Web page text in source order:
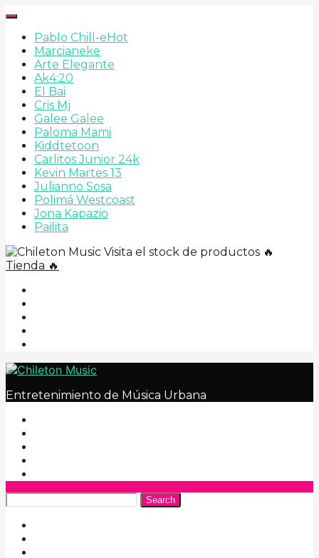
Pablo Chill-eHot
Marcianeke
Arte Elegante
Ak4:20
El Bai
Cris Mj
Galee Galee
Paloma Mami
Kiddtetoon
Carlitos Junior 24k
Kevin Martes 13
Julianno Sosa
Polimá Westcoast
Jona Kapazio
Pailita
Visita el stock de productos 🔥
Tienda 🔥
Entretenimiento de Música Urbana
Search